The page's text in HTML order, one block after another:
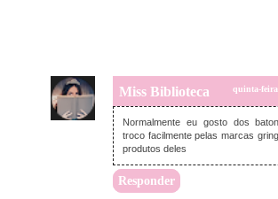
Miss Biblioteca quinta-
Normalmente eu gosto dos
troco facilmente pelas marcas
produtos deles
Responder